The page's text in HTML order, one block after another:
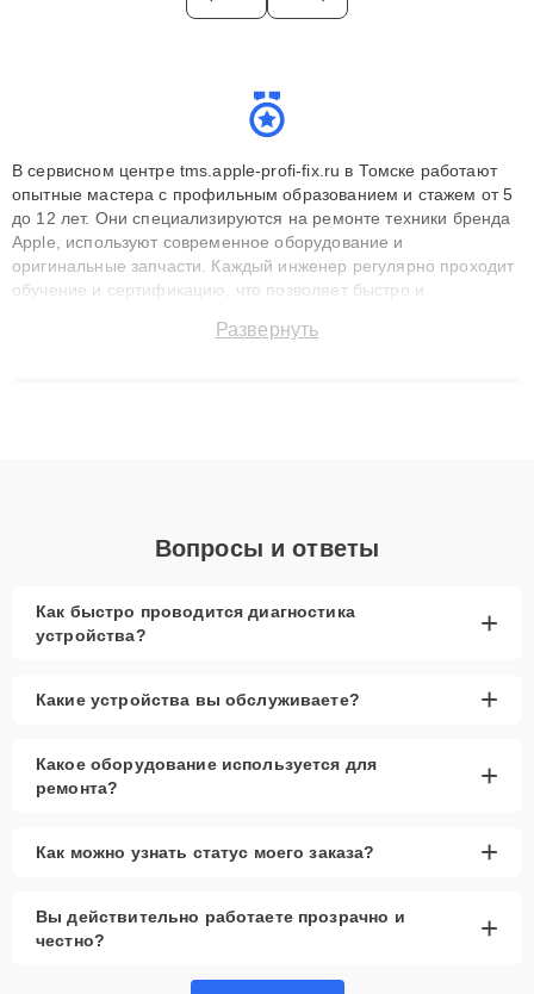
В сервисном центре tms.apple-profi-fix.ru в Томске работают
опытные мастера с профильным образованием и стажем от 5
до 12 лет. Они специализируются на ремонте техники бренда
Apple, используют современное оборудование и
оригинальные запчасти. Каждый инженер регулярно проходит
обучение и сертификацию, что позволяет быстро и
сохранением гарантии до 3 лет. Наши мастера решают
Развернуть
Вопросы и ответы
Как быстро проводится диагностика
устройства?
+
Какие устройства вы обслуживаете? +
Какое оборудование используется для
ремонта?
+
Как можно узнать статус моего заказа? +
Вы действительно работаете прозрачно и
честно?
+